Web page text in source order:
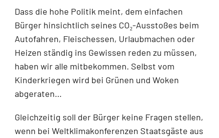
Dass die hohe Politik meint, dem einfachen
Bürger hinsichtlich seines CO₂-Ausstoßes beim
Autofahren, Fleischessen, Urlaubmachen oder
Heizen ständig ins Gewissen reden zu müssen,
haben wir alle mitbekommen. Selbst vom
Kinderkriegen wird bei Grünen und Woken
abgeraten…
Gleichzeitig soll der Bürger keine Fragen stellen,
wenn bei Weltklimakonferenzen Staatsgäste aus